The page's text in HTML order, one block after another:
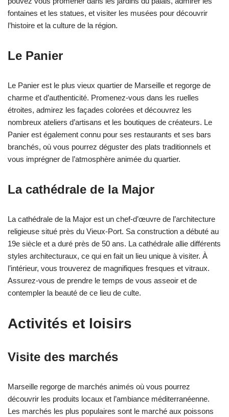
fontaines et les statues, et visiter les musées pour découvrir
l’histoire et la culture de la région.
Le Panier
Le Panier est le plus vieux quartier de Marseille et regorge de
charme et d’authenticité. Promenez-vous dans les ruelles
étroites, admirez les façades colorées et découvrez les
nombreux ateliers d’artisans et les boutiques de créateurs. Le
Panier est également connu pour ses restaurants et ses bars
branchés, où vous pourrez déguster des plats traditionnels et
vous imprégner de l’atmosphère animée du quartier.
La cathédrale de la Major
La cathédrale de la Major est un chef-d’œuvre de l’architecture
religieuse situé près du Vieux-Port. Sa construction a débuté au
19e siècle et a duré près de 50 ans. La cathédrale allie différents
styles architecturaux, ce qui en fait un lieu unique à visiter. À
l’intérieur, vous trouverez de magnifiques fresques et vitraux.
Assurez-vous de prendre le temps de vous asseoir et de
contempler la beauté de ce lieu de culte.
Activités et loisirs
Visite des marchés
Marseille regorge de marchés animés où vous pourrez
découvrir les produits locaux et l’ambiance méditerranéenne.
Les marchés les plus populaires sont le marché aux poissons